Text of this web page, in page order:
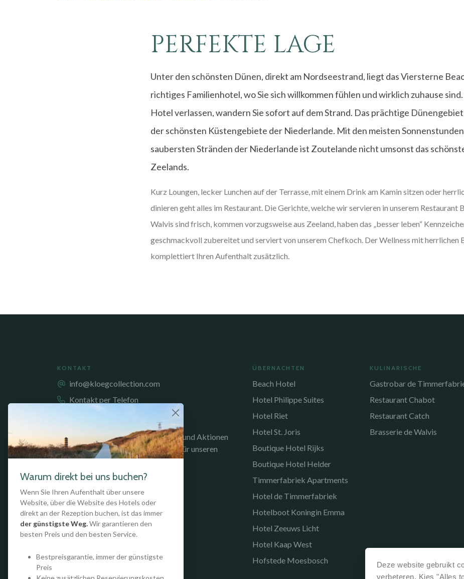
Deze website gebruikt
verbeteren. Kies "Alles
Warum direkt bei uns buchen?
Wenn Sie Ihren Aufenthalt über unsere
Website, über die Website des Hotels oder
direkt an der Rezeption buchen, ist das immer
der günstigste Weg.Wir garantieren den
besten Preis und den besten Service.
Bestpreisgarantie, immer der günstigste
Preis
PERFEKTE LAGE
Unter den schönsten Dünen, direkt am Nordseestrand, liegt das Viersterne
richtiges Familienhotel, wo Sie sich willkommen fühlen und wirklich zuhause sind.
Hotel verlassen, wandern Sie sofort auf dem Strand. Das prächtige
der schönsten Küstengebiete der Niederlande. Mit den meisten
saubersten Stränden der Niederlande ist Zoutelande nicht umsonst das
Zeelands.
Kurz Loungen, lecker Lunchen auf der Terrasse, mit einem Drink am Kamin sitzen oder
dinieren geht alles im Restaurant. Die Gerichte, welche wir servieren in unserem Restaurant
Walvis sind frisch, kommen vorzugsweise aus Zeeland, haben das „besser leben“
geschmackvoll zubereitet und serviert von unserem Chefkoch. Der Wellness mit herrlichen
komplettiert Ihren Aufenthalt zusätzlich.
KONTAKT
info@kloegcollection.com
Kontakt per Telefon
Bleiben Sie über unsere Unterkünfte und Aktionen
auf dem Laufenden. Melden Sie sich für unseren
Newsletter an!
ÜBERNACHTEN
Beach Hotel
Hotel Philippe Suites
Hotel Riet
Hotel St. Joris
Boutique Hotel Rijks
Boutique Hotel Helder
Timmerfabriek Apartments
Hotel de Timmerfabriek
Hotelboot Koningin Emma
Hotel Zeeuws Licht
Hotel Kaap West
Hofstede Moesbosch
KULINARISCHE
Gastrobar de
Restaurant Chabot
Restaurant Catch
Brasserie de Walvis